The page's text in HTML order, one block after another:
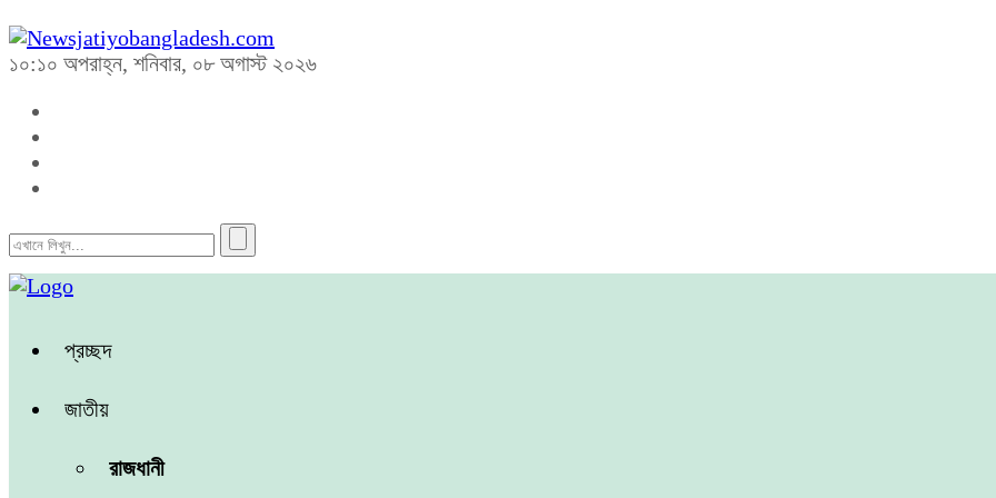
১০:১০ অপরাহ্ন, শনিবার, ০৮ অগাস্ট ২০২৬
প্রচ্ছদ
জাতীয়
রাজধানী